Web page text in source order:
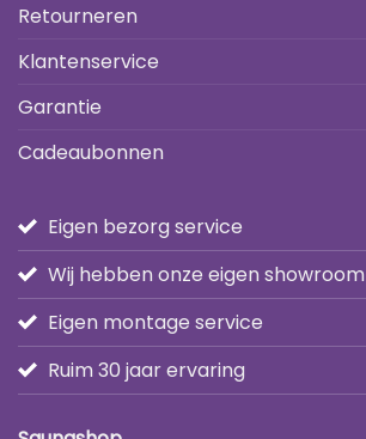
Retourneren
Klantenservice
Garantie
Cadeaubonnen
Eigen bezorg service
Wij hebben onze eigen showroom
Eigen montage service
Ruim 30 jaar ervaring